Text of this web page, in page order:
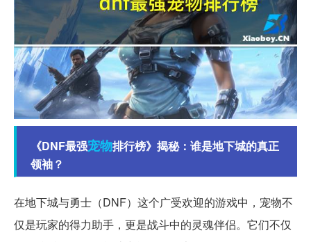
《DNF最强宠物排行榜》揭秘：谁是地下城的真正
领袖？
在地下城与勇士（DNF）这个广受欢迎的游戏中，宠物不
仅是玩家的得力助手，更是战斗中的灵魂伴侣。它们不仅